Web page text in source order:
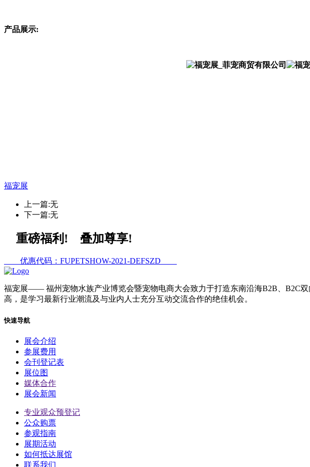
产品展示:
福宠展
上一篇:无
下一篇:无
重磅福利! 叠加尊享!
优惠代码：FUPETSHOW-2021-DEFSZD
福宠展—— 福州宠物水族产业博览会暨宠物电商大会致力于打造东南沿海B2B、B2C
高，是学习最新行业潮流及与业内人士充分互动交流合作的绝佳机会。
快速导航
展会介绍
参展费用
会刊登记表
展位图
媒体合作
展会新闻
专业观众预登记
公众购票
参观指南
展期活动
如何抵达展馆
联系我们